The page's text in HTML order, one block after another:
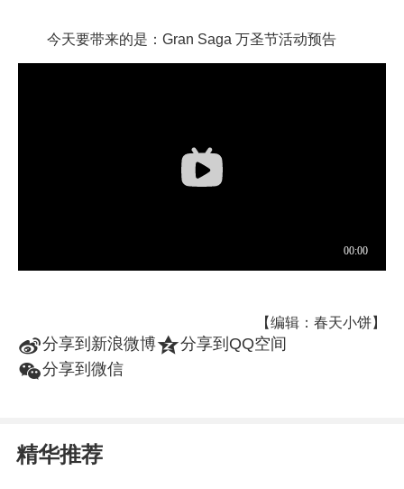
今天要带来的是：Gran Saga 万圣节活动预告
【编辑：春天小饼】
t分享到新浪微博z分享到QQ空间
w分享到微信
精华推荐